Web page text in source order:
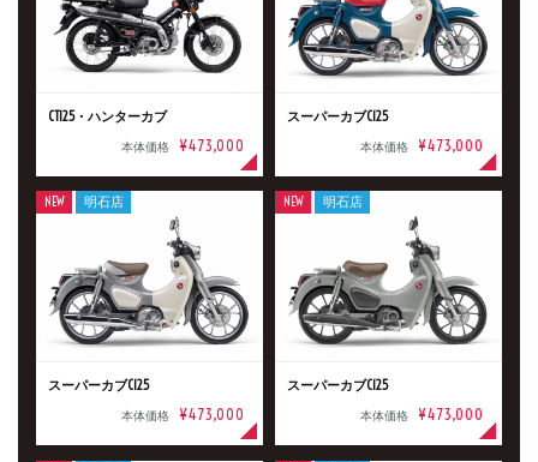
CT125・ハンターカブ
本体価格 ¥473,000
スーパーカブC125
本体価格 ¥473,000
スーパーカブC125
本体価格 ¥473,000
NEW 明石店
スーパーカブC125
本体価格 ¥473,000
NEW 明石店